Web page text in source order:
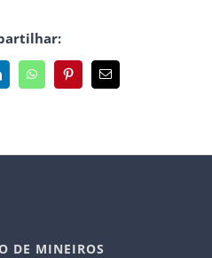
WhatsAppPinterest
E-
mail
DE MINEIROS